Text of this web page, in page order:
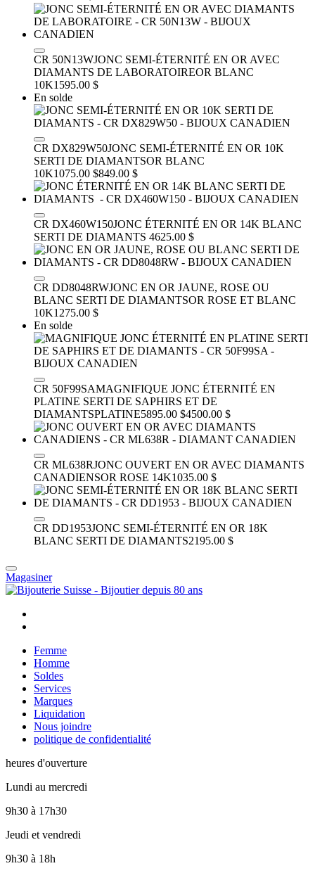
CR 50N13WJONC SEMI-ÉTERNITÉ EN OR AVEC
DIAMANTS DE LABORATOIREOR BLANC
10K1595.00 $
En solde
CR DX829W50JONC SEMI-ÉTERNITÉ EN OR 10K
SERTI DE DIAMANTSOR BLANC
10K1075.00 $849.00 $
CR DX460W150JONC ÉTERNITÉ EN OR 14K BLANC
SERTI DE DIAMANTS 4625.00 $
CR DD8048RWJONC EN OR JAUNE, ROSE OU
BLANC SERTI DE DIAMANTSOR ROSE ET BLANC
10K1275.00 $
En solde
CR 50F99SAMAGNIFIQUE JONC ÉTERNITÉ EN
PLATINE SERTI DE SAPHIRS ET DE
DIAMANTSPLATINE5895.00 $4500.00 $
CR ML638RJONC OUVERT EN OR AVEC DIAMANTS
CANADIENSOR ROSE 14K1035.00 $
CR DD1953JONC SEMI-ÉTERNITÉ EN OR 18K
BLANC SERTI DE DIAMANTS2195.00 $
Magasiner
Femme
Homme
Soldes
Services
Marques
Liquidation
Nous joindre
politique de confidentialité
heures d'ouverture
Lundi au mercredi
9h30 à 17h30
Jeudi et vendredi
9h30 à 18h